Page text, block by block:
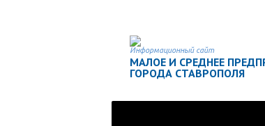
Информационный сайт
МАЛОЕ И СРЕДНЕЕ
ГОРОДА СТАВРОПОЛЯ